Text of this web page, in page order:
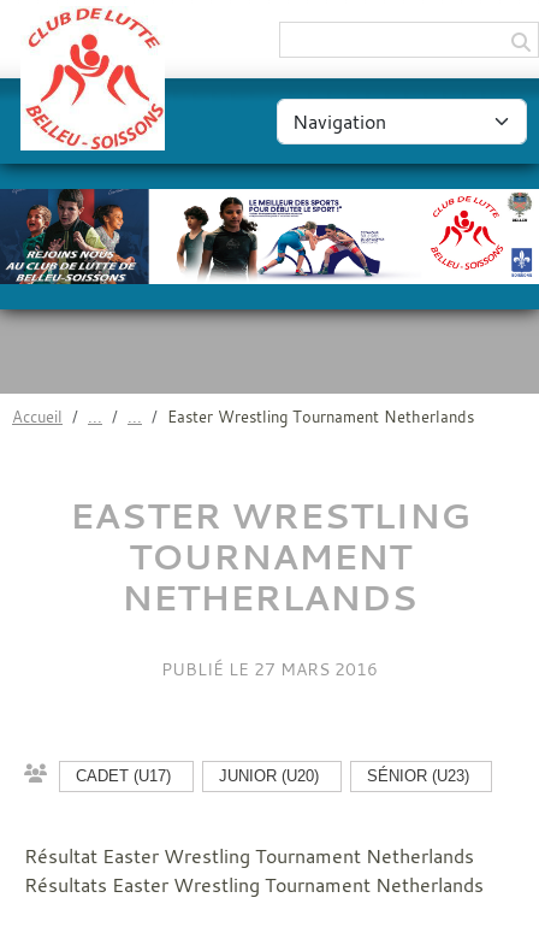
Accueil Easter Wrestling Tournament Netherlands
EASTER WRESTLING
TOURNAMENT
NETHERLANDS
PUBLIÉ LE 27 MARS 2016
CADET (U17) JUNIOR (U20) SÉNIOR (U23)
Résultat Easter Wrestling Tournament Netherlands
Résultats Easter Wrestling Tournament Netherlands
Panneau de gestion des cookies